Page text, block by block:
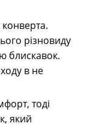
різновиду
блискавок.
в не
тоді
який